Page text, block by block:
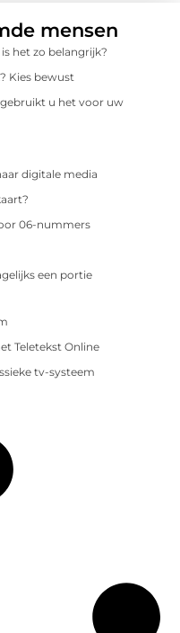
mensen
het zo belangrijk?
Kies bewust
u het voor uw
digitale media
06-nummers
een portie
Teletekst Online
tv-systeem